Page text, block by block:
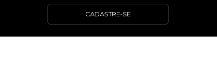
CADASTRE-SE